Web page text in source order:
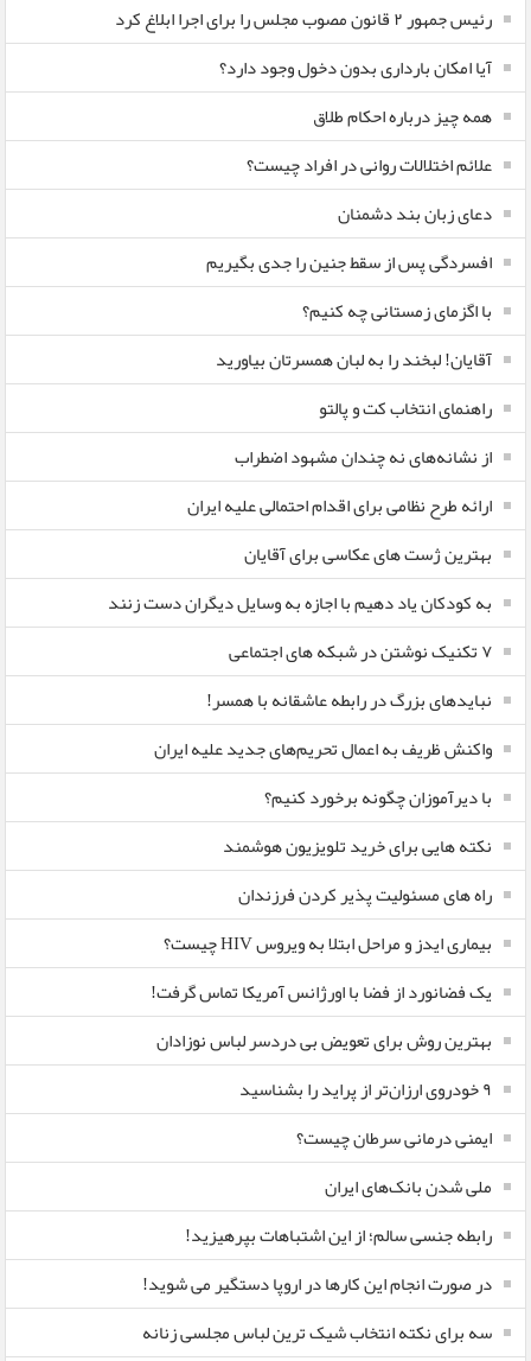
رئیس جمهور ۲ قانون مصوب مجلس را برای اجرا ابلاغ کرد
آیا امکان بارداری بدون دخول وجود دارد؟
همه چیز درباره احکام طلاق
علائم اختلالات روانی در افراد چیست؟
دعای زبان بند دشمنان
افسردگی پس از سقط جنین را جدی بگیریم
با اگزمای زمستانی چه کنیم؟
آقایان! لبخند را به لبان همسرتان بیاورید
راهنمای انتخاب کت و پالتو
از نشانه‌های نه چندان مشهود اضطراب
ارائه طرح نظامی برای اقدام احتمالی علیه ایران
بهترین ژست های عکاسی برای آقایان
به کودکان یاد دهیم با اجازه به وسایل دیگران دست زنند
۷ تکنیک نوشتن در شبکه های اجتماعی
نبایدهای بزرگ در رابطه عاشقانه با همسر!
واکنش ظریف به اعمال تحریم‌های جدید علیه ایران
با دیرآموزان چگونه برخورد کنیم؟
نکته هایی برای خرید تلویزیون هوشمند
راه های مسئولیت پذیر کردن فرزندان
بیماری ایدز و مراحل ابتلا به ویروس HIV چیست؟
یک فضانورد از فضا با اورژانس آمریکا تماس گرفت!
بهترین روش برای تعویض بی دردسر لباس نوزادان
٩ خودروی ارزان‌تر از پراید را بشناسید
ایمنی درمانی سرطان چیست؟
ملی شدن بانک‌های ایران
رابطه جنسی سالم؛ از این اشتباهات بپرهیزید!
در صورت انجام این کارها در اروپا دستگیر می شوید!
سه برای نکته انتخاب شیک ترین لباس مجلسی زنانه